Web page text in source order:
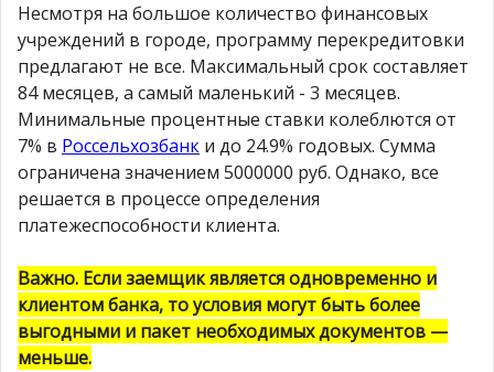
Несмотря на большое количество финансовых
учреждений в городе, программу перекредитовки
предлагают не все. Максимальный срок составляет
84 месяцев, а самый маленький - 3 месяцев.
Минимальные процентные ставки колеблются от
7% в Россельхозбанк и до 24.9% годовых. Сумма
ограничена значением 5000000 руб. Однако, все
решается в процессе определения
платежеспособности клиента.
Важно. Если заемщик является одновременно и
клиентом банка, то условия могут быть более
выгодными и пакет необходимых документов —
меньше.